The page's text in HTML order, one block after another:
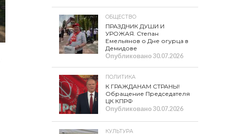
ОБЩЕСТВО
ПРАЗДНИК ДУШИ И
УРОЖАЯ. Степан
Емельянов о Дне огурца в
Демидове
Опубликовано30.07.2026
ПОЛИТИКА
К ГРАЖДАНАМ СТРАНЫ!
Обращение Председателя
ЦК КПРФ
Опубликовано30.07.2026
КУЛЬТУРА